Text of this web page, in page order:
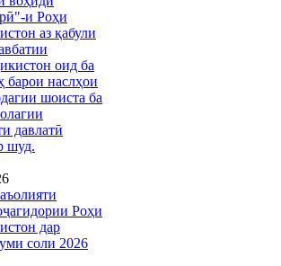
и Роҳи
аз қабули
оид ба
барои наслҳои
шоиста ба
давлатӣ
шуд.
Роҳи
дар
соли 2026